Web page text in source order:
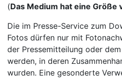
(Das Medium hat eine Größe
Die im Presse-Service zum
Fotos dürfen nur mit
der Pressemitteilung oder
werden, in deren
wurden. Eine gesonderte